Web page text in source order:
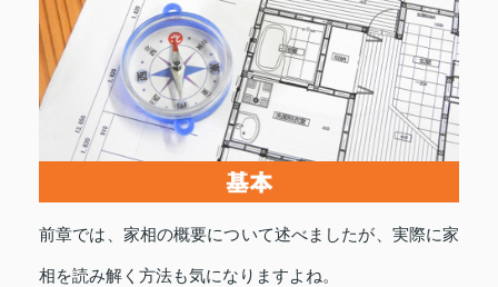
前章では、家相の概要について述べましたが、実際に家
相を読み解く方法も気になりますよね。